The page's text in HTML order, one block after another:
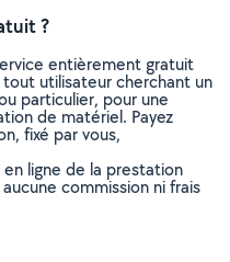
?
entièrement gratuit
utilisateur cherchant un
particulier, pour une
de matériel. Payez
fixé par vous,
ligne de la prestation
commission ni frais